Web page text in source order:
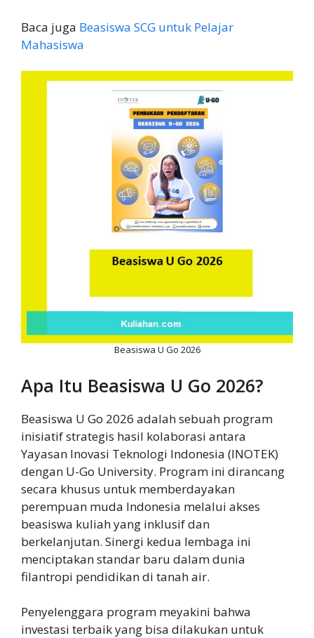
Baca juga Beasiswa SCG untuk Pelajar
Mahasiswa
Beasiswa U Go 2026
Apa Itu Beasiswa U Go 2026?
Beasiswa U Go 2026 adalah sebuah program
inisiatif strategis hasil kolaborasi antara
Yayasan Inovasi Teknologi Indonesia (INOTEK)
dengan U-Go University. Program ini dirancang
secara khusus untuk memberdayakan
perempuan muda Indonesia melalui akses
beasiswa kuliah yang inklusif dan
berkelanjutan. Sinergi kedua lembaga ini
menciptakan standar baru dalam dunia
filantropi pendidikan di tanah air.
Penyelenggara program meyakini bahwa
investasi terbaik yang bisa dilakukan untuk